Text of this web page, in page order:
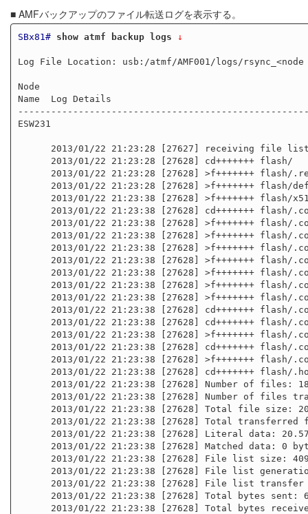
■ AMFバックアップのファイル転送ログを表示する。
SBx81# show atmf backup logs ↓
Log File Location: usb:/atmf/AMF001/logs/rsync_<node
Node
Name  Log Details
ESW231